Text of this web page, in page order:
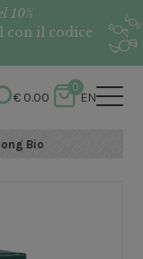
10%
con il codice
€0.00
0
EN
Bio